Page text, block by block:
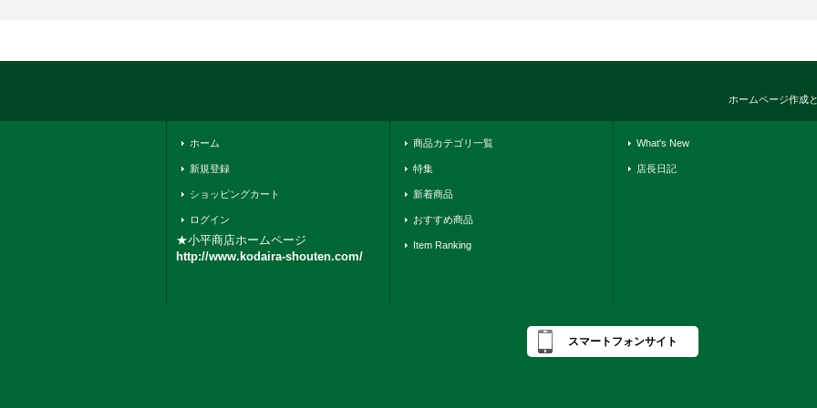
ホームページ作成
ホーム
新規登録
ショッピングカート
ログイン
★小平商店ホームページ
http://www.kodaira-shouten.com/
商品カテゴリ一覧
特集
新着商品
おすすめ商品
Item Ranking
What's New
店長日記
スマートフォンサイト